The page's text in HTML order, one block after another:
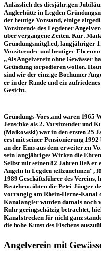
Anlässlich des diesjährigen
Anglerhütte in Legden
der heutige Vorstand, einige
Vorsitzende des Legdener
über vergangene Zeiten. Kurt
Gründungsmitglied, langjähriger 1.
Vorsitzender und heutiger
„Als Angelverein ohne Gewässer
Gründung torpedieren wollen.
sind wir der einzige Bochumer
er in der Runde und ein
Gesicht.
Gründungs-Vorstand waren 1965
Jenschke als 2. Vorsitzender und
(Maikowski) war in den ersten 25
erst mit seiner Pensionierung
an der Ems aus dem erweiterten
sein langjähriges Wirken die
Selbst mit seinen 82 Jahren ließ er
Angeln in Legden teilzunehmen“,
1989 Geschäftsführer des Vereins,
Bestehens übten die Petri-Jünger
vorrangig am Rhein-Herne-Kanal
Kanalangler wurden damals noch
Ruhr geringschätzig betrachtet,
Kanalstrecken für nicht ganz
die hohe Kunst des Fischens
Angelverein mit